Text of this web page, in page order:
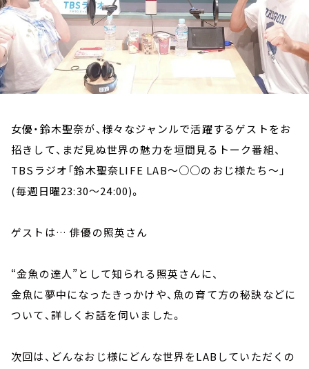
女優・鈴木聖奈が、様々なジャンルで活躍するゲストをお
招きして、まだ見ぬ世界の魅力を垣間見るトーク番組、
TBSラジオ「鈴木聖奈LIFE LAB～○○のおじ様たち～」
(毎週日曜23:30～24:00)。
ゲストは… 俳優の照英さん
“金魚の達人”として知られる照英さんに、
金魚に夢中になったきっかけや、魚の育て方の秘訣などに
ついて、詳しくお話を伺いました。
次回は、どんなおじ様にどんな世界をLABしていただくの